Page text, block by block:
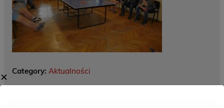
Category: Aktualności
✕